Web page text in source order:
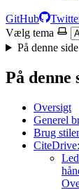
GitHub
Vælg tema
På denne side
På denne
Oversigt
Generel
Brug